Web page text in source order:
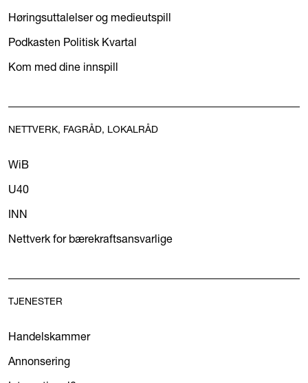
Høringsuttalelser og medieutspill
Podkasten Politisk Kvartal
Kom med dine innspill
NETTVERK, FAGRÅD, LOKALRÅD
WiB
U40
INN
Nettverk for bærekraftsansvarlige
TJENESTER
Handelskammer
Annonsering